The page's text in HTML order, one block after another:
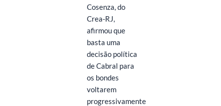
Cosenza, do
Crea-RJ,
afirmou que
basta uma
decisão política
de Cabral para
os bondes
voltarem
progressivamente